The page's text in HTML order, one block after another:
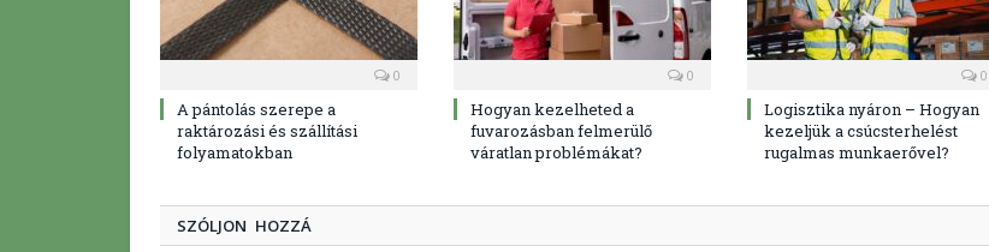
0
A pántolás szerepe a
raktározási és szállítási
folyamatokban
0
Hogyan kezelheted a
fuvarozásban felmerülő
váratlan problémákat?
0
Logisztika nyáron – Hogyan
kezeljük a csúcsterhelést
rugalmas munkaerővel?
SZÓLJON HOZZÁ